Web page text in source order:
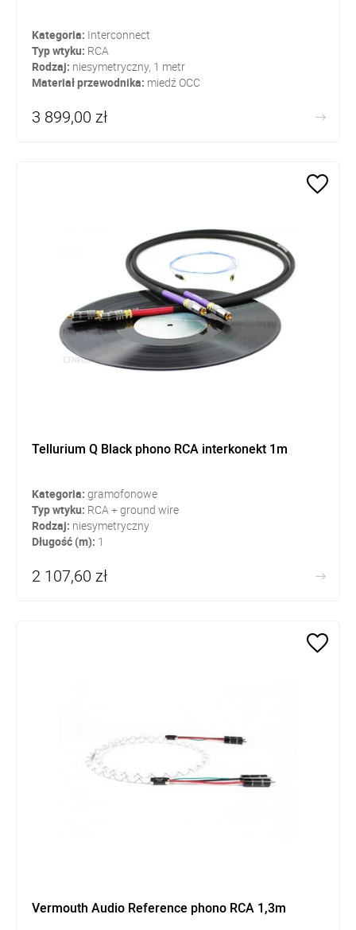
Kategoria: Interconnect
Typ wtyku: RCA
Rodzaj: niesymetryczny, 1 metr
Materiał przewodnika: miedź OCC
3 899,00 zł
Tellurium Q Black phono RCA interkonekt 1m
Kategoria: gramofonowe
Typ wtyku: RCA + ground wire
Rodzaj: niesymetryczny
Długość (m): 1
2 107,60 zł
Vermouth Audio Reference phono RCA 1,3m